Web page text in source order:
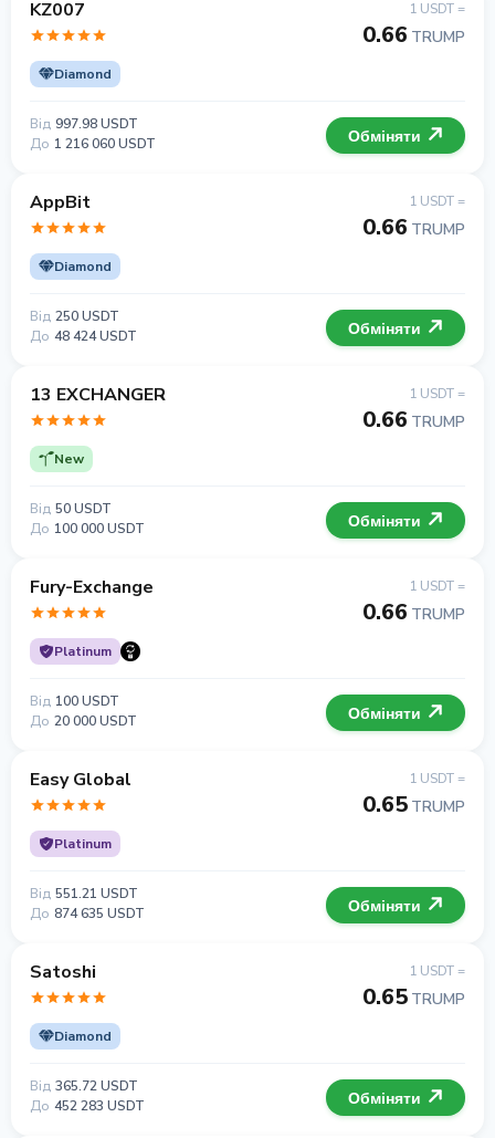
KZ007
Diamond
1 USDT =
0.66 TRUMP
Від 997.98 USDT
До 1 216 060 USDT Обміняти
AppBit
Diamond
1 USDT =
0.66 TRUMP
Від 250 USDT
До 48 424 USDT Обміняти
13 EXCHANGER
New
1 USDT =
0.66 TRUMP
Від 50 USDT
До 100 000 USDT Обміняти
Fury-Exchange
Platinum
1 USDT =
0.66 TRUMP
Від 100 USDT
До 20 000 USDT Обміняти
Easy Global
Platinum
1 USDT =
0.65 TRUMP
Від 551.21 USDT
До 874 635 USDT Обміняти
Satoshi
Diamond
1 USDT =
0.65 TRUMP
Від 365.72 USDT
До 452 283 USDT Обміняти